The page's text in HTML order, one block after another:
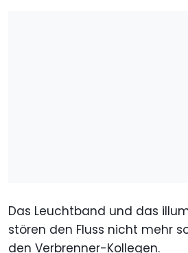
Das Leuchtband und das
stören den Fluss nicht mehr
den Verbrenner-Kollegen.